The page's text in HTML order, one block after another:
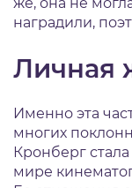
же, она не
наградили,
Личная
Именно эта
многих
Кронберг
мире